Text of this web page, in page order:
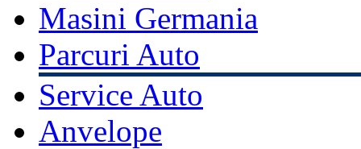
Masini Germania
Parcuri Auto
Service Auto
Anvelope